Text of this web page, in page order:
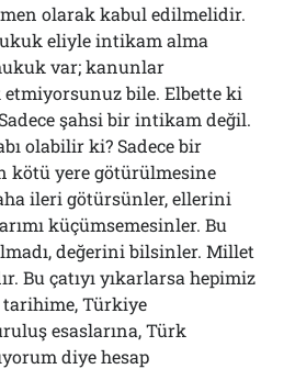
olarak kabul edilmelidir.
eliyle intikam alma
var; kanunlar
bile. Elbette ki
şahsi bir intikam değil.
olabilir ki? Sadece bir
kötü yere götürülmesine
ileri götürsünler, ellerini
küçümsemesinler. Bu
değerini bilsinler. Millet
Bu çatıyı yıkarlarsa hepimiz
tarihime, Türkiye
esaslarına, Türk
diye hesap